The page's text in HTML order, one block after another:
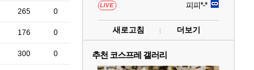
265 0
176 0
300 0
LIVE 피피*-*
새로고침 더보기
추천 코스프레 갤러리